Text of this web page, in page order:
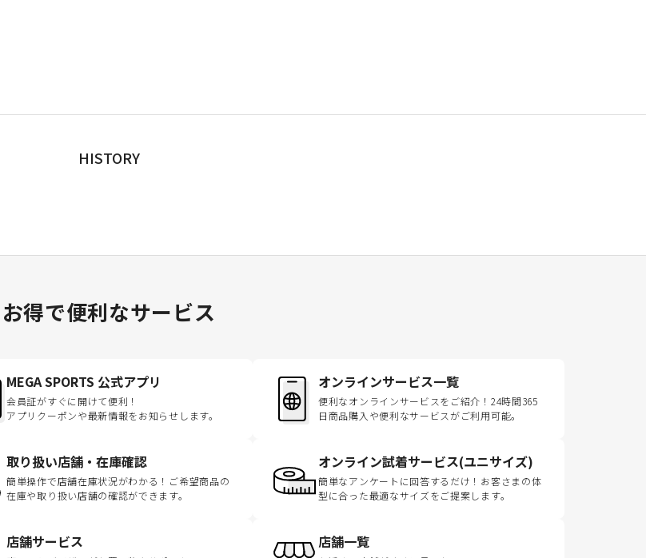
HISTORY
お得で便利なサービス
MEGA SPORTS 公式アプリ
会員証がすぐに開けて便利！
アプリクーポンや最新情報をお知らせします。
オンラインサービス一覧
便利なオンラインサービスをご紹介！24時間365
日商品購入や便利なサービスがご利用可能。
取り扱い店舗・在庫確認
簡単操作で店舗在庫状況がわかる！ご希望商品の
在庫や取り扱い店舗の確認ができます。
オンライン試着サービス(ユニサイズ)
簡単なアンケートに回答するだけ！お客さまの体
型に合った最適なサイズをご提案します。
店舗サービス 店舗一覧